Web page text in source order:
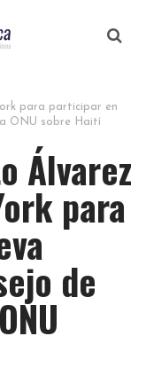
para participar en
ONU sobre Haití
Álvarez
para
de